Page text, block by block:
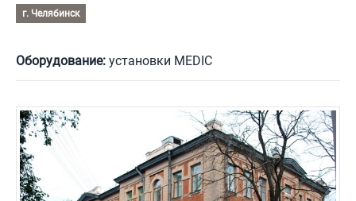
г. Челябинск
Оборудование: установки MEDIC